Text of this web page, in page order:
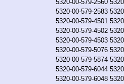
5320-00-579-2560
5320-00-579-2583
5320-00-579-4501
5320-00-579-4502
5320-00-579-4503
5320-00-579-5076
5320-00-579-5874
5320-00-579-6044
5320-00-579-6048